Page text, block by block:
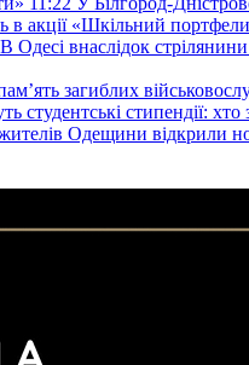
в акції «Шкільний
В Одесі внаслідок
загиблих
студентські стипендії:
Одещини відкрили